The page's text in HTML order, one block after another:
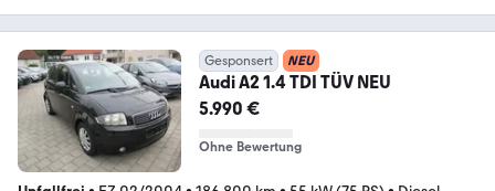
Gesponsert NEU
Audi A2 1.4 TDI TÜV NEU
5.990 €
Ohne Bewertung